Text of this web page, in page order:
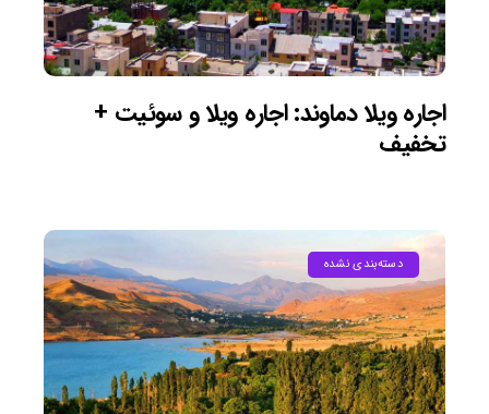
اجاره ویلا دماوند: اجاره ویلا و سوئیت +
تخفیف
دسته‌بندی نشده